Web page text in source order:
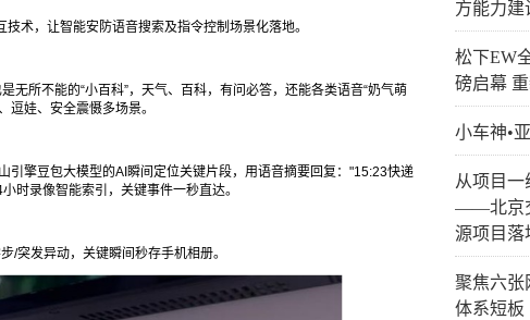
术，让智能安防语音搜索及指令控制场景化落地。
无所不能的“小百科”，天气、百科，有问必答，还能各类语音“奶气萌
逗娃、安全震慑多场景。
引擎豆包大模型的AI瞬间定位关键片段，用语音摘要回复："15:23快递
时录像智能索引，关键事件一秒直达。
/突发异动，关键瞬间秒存手机相册。
方能力建
松下EW
磅启幕
小车神•
从项目一
——北京
源项目落
聚焦六张
体系短板